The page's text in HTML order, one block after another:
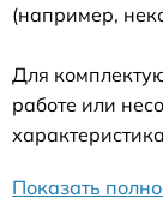
(например,
Для
работе или
Показать